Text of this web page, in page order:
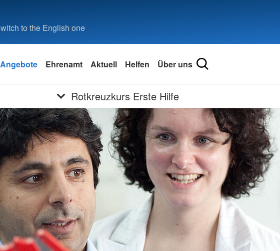
to the English one
Angebote Ehrenamt Aktuell Helfen Über uns
Rotkreuzkurs Erste Hilfe